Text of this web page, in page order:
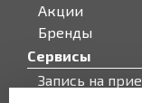
Акции
Бренды
Сервисы
Запись на